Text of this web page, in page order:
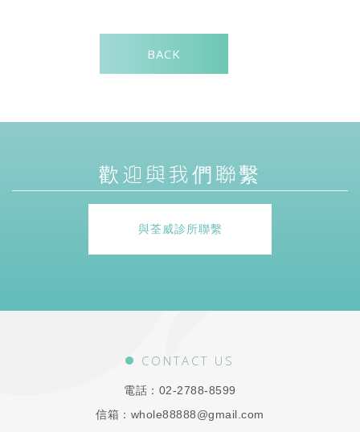
BACK
歡迎與我們聯繫
與荃威診所聯繫
CONTACT US
電話： 02-2788-8599
信箱： whole88888@gmail.com